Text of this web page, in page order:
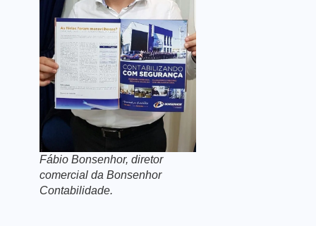
Fábio Bonsenhor, diretor
comercial da Bonsenhor
Contabilidade.